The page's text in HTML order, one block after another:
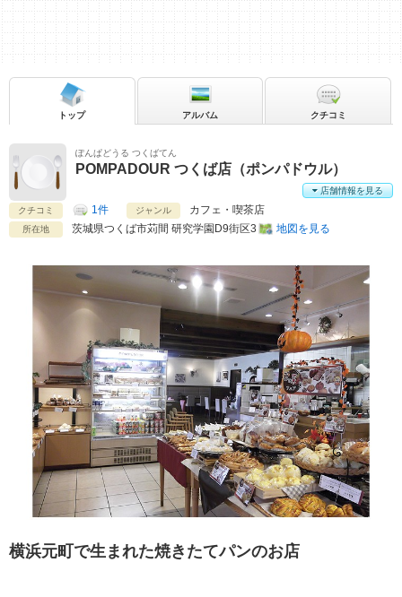
ぽんぱどうる つくばてん
POMPADOUR つくば店（ポンパドウル）
クチコミ 1件 ジャンル カフェ・喫茶店
所在地 茨城県つくば市苅間 研究学園D9街区3 地図を見る
店舗情報を見る
トップ アルバム クチコミ
横浜元町で生まれた焼きたてパンのお店